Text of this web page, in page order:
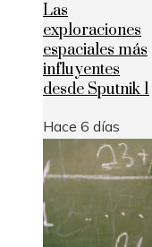
Las
exploraciones
espaciales más
influyentes
desde Sputnik 1
Hace 6 días